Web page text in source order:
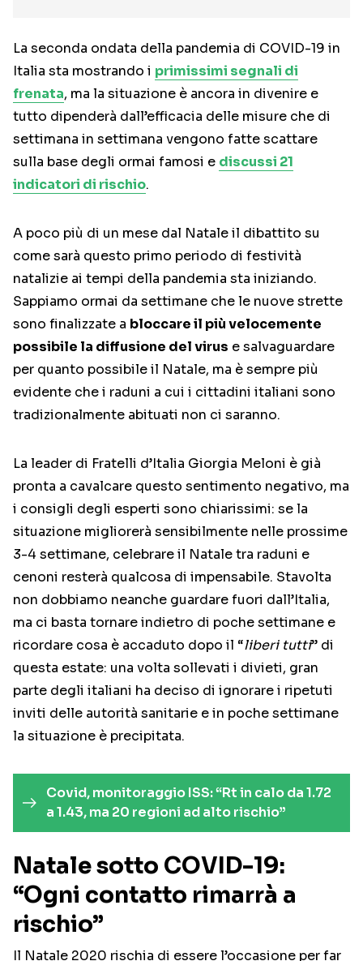
La seconda ondata della pandemia di COVID-19 in
Italia sta mostrando i primissimi segnali di
frenata, ma la situazione è ancora in divenire e
tutto dipenderà dall’efficacia delle misure che di
settimana in settimana vengono fatte scattare
sulla base degli ormai famosi e discussi 21
indicatori di rischio.
A poco più di un mese dal Natale il dibattito su
come sarà questo primo periodo di festività
natalizie ai tempi della pandemia sta iniziando.
Sappiamo ormai da settimane che le nuove strette
sono finalizzate a bloccare il più velocemente
possibile la diffusione del virus e salvaguardare
per quanto possibile il Natale, ma è sempre più
evidente che i raduni a cui i cittadini italiani sono
tradizionalmente abituati non ci saranno.
La leader di Fratelli d’Italia Giorgia Meloni è già
pronta a cavalcare questo sentimento negativo, ma
i consigli degli esperti sono chiarissimi: se la
situazione migliorerà sensibilmente nelle prossime
3-4 settimane, celebrare il Natale tra raduni e
cenoni resterà qualcosa di impensabile. Stavolta
non dobbiamo neanche guardare fuori dall’Italia,
ma ci basta tornare indietro di poche settimane e
ricordare cosa è accaduto dopo il “liberi tutti” di
questa estate: una volta sollevati i divieti, gran
parte degli italiani ha deciso di ignorare i ripetuti
inviti delle autorità sanitarie e in poche settimane
la situazione è precipitata.
Covid, monitoraggio ISS: “Rt in calo da 1.72
a 1.43, ma 20 regioni ad alto rischio”
Natale sotto COVID-19:
“Ogni contatto rimarrà a
rischio”
Il Natale 2020 rischia di essere l’occasione per far